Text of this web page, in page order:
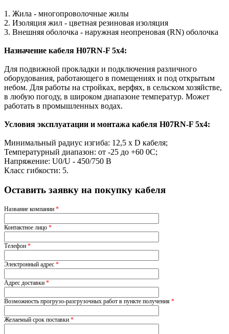
1. Жила - многопроволочные жилы
2. Изоляция жил - цветная резиновая изоляция
3. Внешняя оболочка - наружная неопреновая (RN) оболочка
Назначение кабеля H07RN-F 5x4:
Для подвижной прокладки и подключения различного
оборудования, работающего в помещениях и под открытым
небом. Для работы на стройках, верфях, в сельском хозяйстве,
в любую погоду, в широком диапазоне температур. Может
работать в промышленных водах.
Условия эксплуатации и монтажа кабеля H07RN-F 5x4:
Минимальный радиус изгиба: 12,5 х D кабеля;
Температурный диапазон: от -25 до +60 0С;
Напряжение: U0/U - 450/750 В
Класс гибкости: 5.
Оставить заявку на покупку кабеля
Название компании *
Контактное лицо *
Телефон *
Электронный адрес *
Адрес доставки *
Возможность прогрузо-разгрузочных работ в пункте получения *
Желаемый срок поставки *